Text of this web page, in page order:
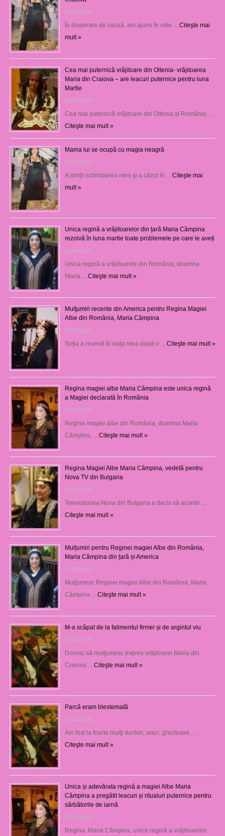
22/07/2026
În disperare de cauză, am ajuns în cele … Citeşte mai
mult »
Cea mai puternică vrăjitoare din Oltenia- vrăjitoarea
Maria din Craiova – are leacuri puternice pentru luna
Martie
25/03/2026
Cea mai puternică vrăjitoare din Oltenia și România, …
Citeşte mai mult »
Mama lui se ocupă cu magia neagră
05/12/2025
A simțit schimbarea mea şi a căzut în … Citeşte mai
mult »
Unica regină a vrăjitoarelor din țară Maria Câmpina
rezolvă în luna martie toate problemele pe care le aveți
25/09/2025
Unica regină a vrăjitoarele din România, doamna
Maria … Citeşte mai mult »
Mulţumiri recente din America pentru Regina Magiei
Albe din România, Maria Câmpina
23/08/2025
Soţia a revenit în viaţa mea după o … Citeşte mai mult »
Regina magiei albe Maria Câmpina este unica regină
a Magiei declarată în România
16/07/2025
Regina magiei albe din România, doamna Maria
Câmpina, … Citeşte mai mult »
Regina Magiei Albe Maria Câmpina, vedetă pentru
Nova TV din Bulgaria
23/05/2025
Televiziunea Nova din Bulgaria a decis să acorde …
Citeşte mai mult »
Mulțumiri pentru Reginei magiei Albe din România,
Maria Câmpina din țară și America
22/05/2025
Mulţumesc Reginei magiei Albe din România, Maria
Câmpina … Citeşte mai mult »
M-a scăpat de la falimentul firmei și de argintul viu
13/03/2025
Doresc să mulţumesc expres vrăjitoarei Maria din
Craiova … Citeşte mai mult »
Parcă eram blestemată
12/03/2025
Am fost la foarte mulţi doctori, vraci, ghicitoare, …
Citeşte mai mult »
Unica și adevărata regină a magiei Albe Maria
Câmpina a pregătit leacuri și ritualuri puternice pentru
sărbătorile de iarnă
26/12/2023
Regina Maria Câmpina, unica regină a vrăjitoarelor